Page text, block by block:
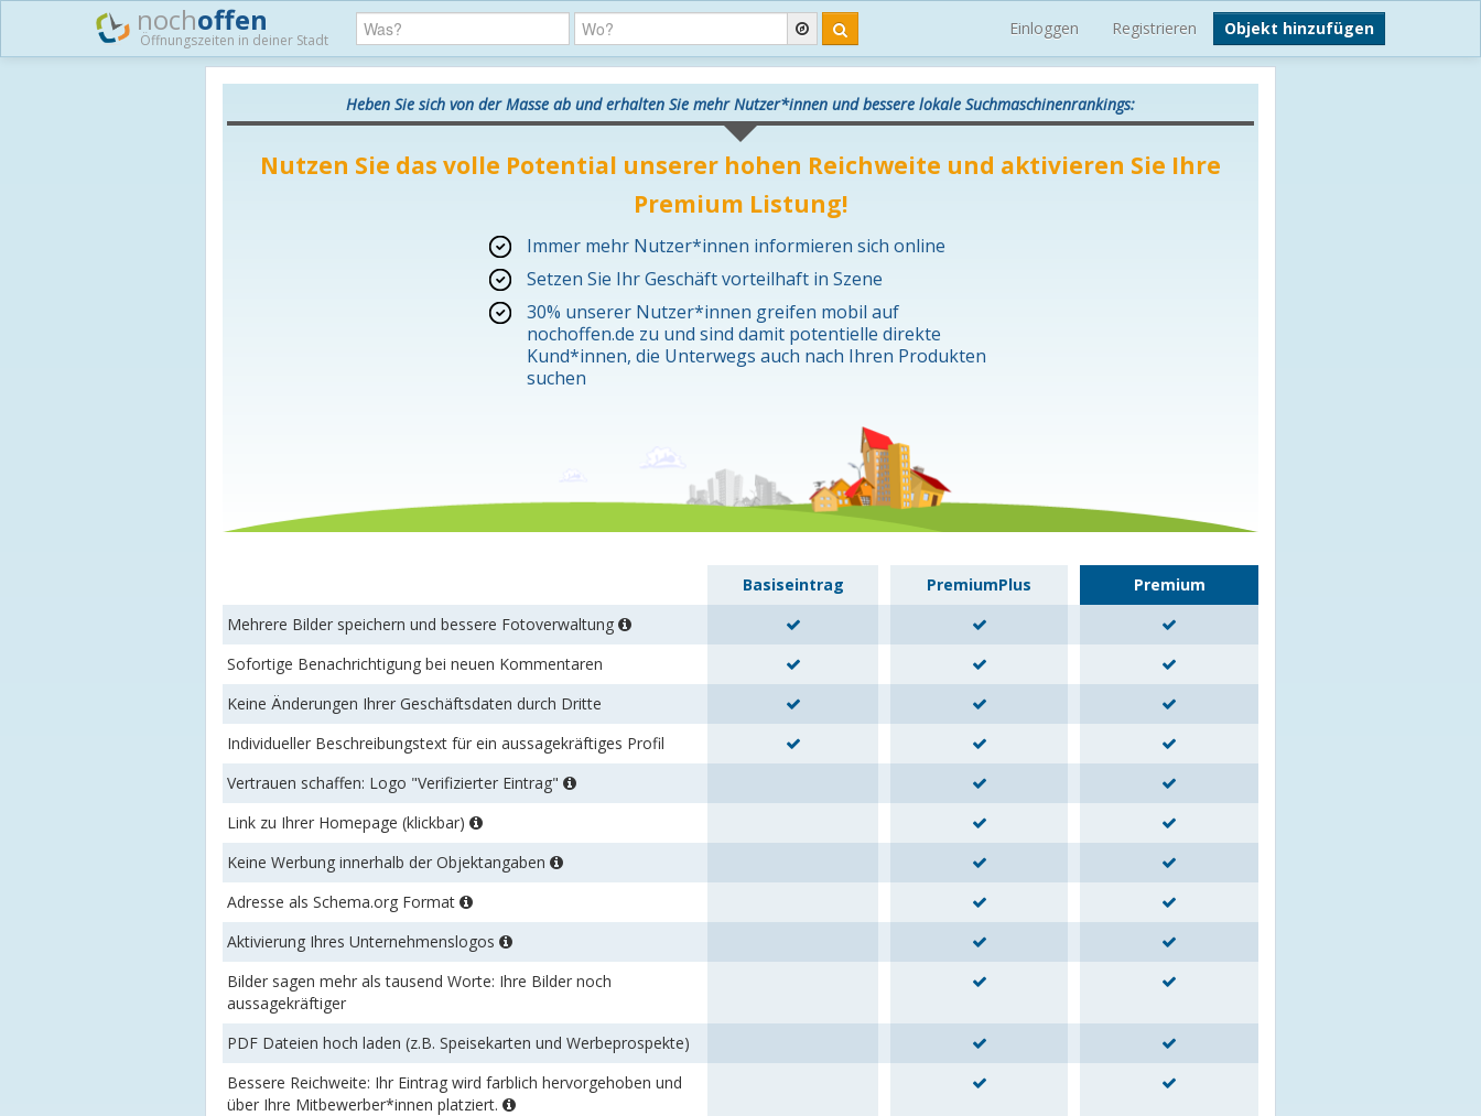
nochoffen
Öffnungszeiten in deiner Stadt
Einloggen Registrieren Objekt hinzufügen
Heben Sie sich von der Masse ab und erhalten Sie mehr Nutzer*innen und bessere lokale Suchmaschinenrankings:
Nutzen Sie das volle Potential unserer hohen Reichweite und aktivieren Sie Ihre
Premium Listung!
Immer mehr Nutzer*innen informieren sich online
Setzen Sie Ihr Geschäft vorteilhaft in Szene
30% unserer Nutzer*innen greifen mobil auf
nochoffen.de zu und sind damit potentielle direkte
Kund*innen, die Unterwegs auch nach Ihren Produkten
suchen
Basiseintrag PremiumPlus
Premium
Mehrere Bilder speichern und bessere Fotoverwaltung
Sofortige Benachrichtigung bei neuen Kommentaren
Keine Änderungen Ihrer Geschäftsdaten durch Dritte
Individueller Beschreibungstext für ein aussagekräftiges Profil
Vertrauen schaffen: Logo "Verifizierter Eintrag"
Link zu Ihrer Homepage (klickbar)
Keine Werbung innerhalb der Objektangaben
Adresse als Schema.org Format
Aktivierung Ihres Unternehmenslogos
Bilder sagen mehr als tausend Worte: Ihre Bilder noch
aussagekräftiger
PDF Dateien hoch laden (z.B. Speisekarten und Werbeprospekte)
Bessere Reichweite: Ihr Eintrag wird farblich hervorgehoben und
über Ihre Mitbewerber*innen platziert.